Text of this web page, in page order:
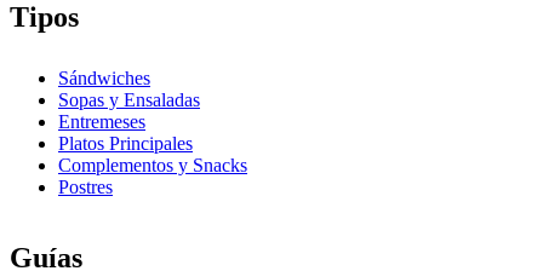
Tipos
Sándwiches
Sopas y Ensaladas
Entremeses
Platos Principales
Complementos y Snacks
Postres
Guías